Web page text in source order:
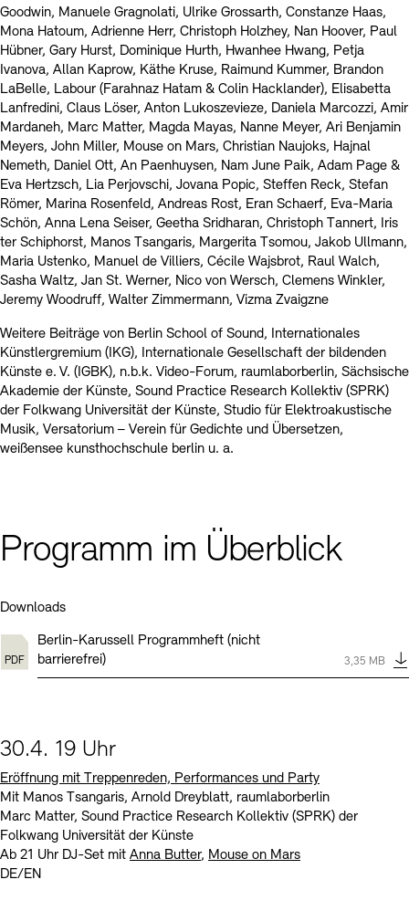
Goodwin, Manuele Gragnolati, Ulrike Grossarth, Constanze Haas,
Mona Hatoum, Adrienne Herr, Christoph Holzhey, Nan Hoover, Paul
Hübner, Gary Hurst, Dominique Hurth, Hwanhee Hwang, Petja
Ivanova, Allan Kaprow, Käthe Kruse, Raimund Kummer, Brandon
LaBelle, Labour (Farahnaz Hatam & Colin Hacklander), Elisabetta
Lanfredini, Claus Löser, Anton Lukoszevieze, Daniela Marcozzi, Amir
Mardaneh, Marc Matter, Magda Mayas, Nanne Meyer, Ari Benjamin
Meyers, John Miller, Mouse on Mars, Christian Naujoks, Hajnal
Nemeth, Daniel Ott, An Paenhuysen, Nam June Paik, Adam Page &
Eva Hertzsch, Lia Perjovschi, Jovana Popic, Steffen Reck, Stefan
Römer, Marina Rosenfeld, Andreas Rost, Eran Schaerf, Eva-Maria
Schön, Anna Lena Seiser, Geetha Sridharan, Christoph Tannert, Iris
ter Schiphorst, Manos Tsangaris, Margerita Tsomou, Jakob Ullmann,
Maria Ustenko, Manuel de Villiers, Cécile Wajsbrot, Raul Walch,
Sasha Waltz, Jan St. Werner, Nico von Wersch, Clemens Winkler,
Jeremy Woodruff, Walter Zimmermann, Vizma Zvaigzne
Weitere Beiträge von Berlin School of Sound, Internationales
Künstlergremium (IKG), Internationale Gesellschaft der bildenden
Künste e. V. (IGBK), n.b.k. Video-Forum, raumlaborberlin, Sächsische
Akademie der Künste, Sound Practice Research Kollektiv (SPRK)
der Folkwang Universität der Künste, Studio für Elektroakustische
Musik, Versatorium – Verein für Gedichte und Übersetzen,
weißensee kunsthochschule berlin u. a.
Programm im Überblick
Downloads
Berlin-Karussell Programmheft (nicht
barrierefrei)
Typ:
pdf
Größe:
3,35 MB
30.4. 19 Uhr
Eröffnung mit Treppenreden, Performances und Party
Mit Manos Tsangaris, Arnold Dreyblatt, raumlaborberlin
Marc Matter, Sound Practice Research Kollektiv (SPRK) der
Folkwang Universität der Künste
Ab 21 Uhr DJ-Set mit Anna Butter, Mouse on Mars
DE/EN